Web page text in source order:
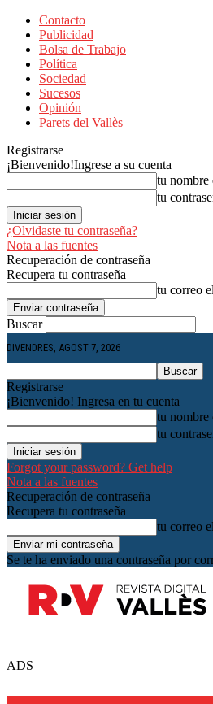
Contacto
Publicidad
Bolsa de Trabajo
Política
Sociedad
Sucesos
Opinión
Parets del Vallès
Registrarse
¡Bienvenido!Ingrese a su cuenta
tu nombre
tu
¿Olvidaste tu contraseña?
Nota a las fuentes
Recuperación de contraseña
Recupera tu contraseña
tu correo
Buscar
DIVENDRES, AGOST 7, 2026
Registrarse
¡Bienvenido! Ingresa en tu cuenta
tu nombre
tu
Forgot your password? Get help
Nota a las fuentes
Recuperación de contraseña
Recupera tu contraseña
tu correo
Se te ha enviado una contraseña por
ADS